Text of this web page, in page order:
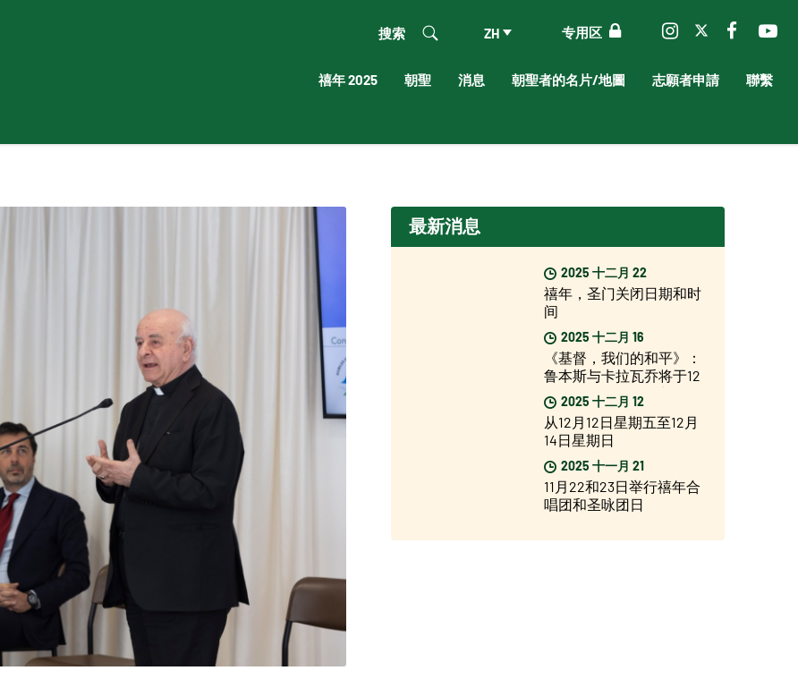
专用区
ZH
搜索
禧年 2025 朝聖 消息 朝聖者的名片/地圖 志願者申請 聯繫
最新消息
2025 十二月 22
禧年，圣门关闭日期和时
间
2025 十二月 16
《基督，我们的和平》：
鲁本斯与卡拉瓦乔将于12
月17日起在罗马展出
2025 十二月 12
从12月12日星期五至12月
14日星期日
2025 十一月 21
11月22和23日举行禧年合
唱团和圣咏团日